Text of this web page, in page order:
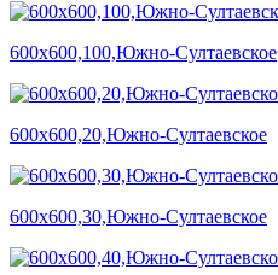
600х600,100,Южно-Султаевское
600х600,20,Южно-Султаевское
600х600,30,Южно-Султаевское